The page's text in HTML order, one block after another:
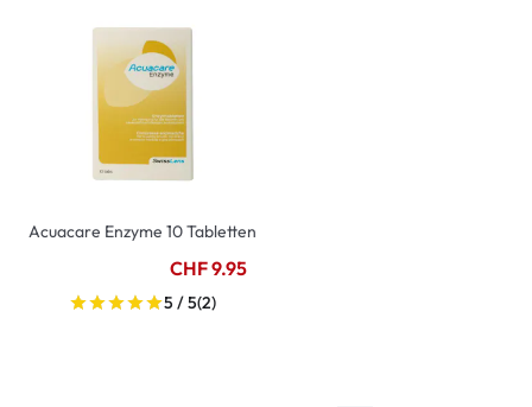
Acuacare Enzyme 10 Tabletten
CHF 9.95
5 / 5(2)